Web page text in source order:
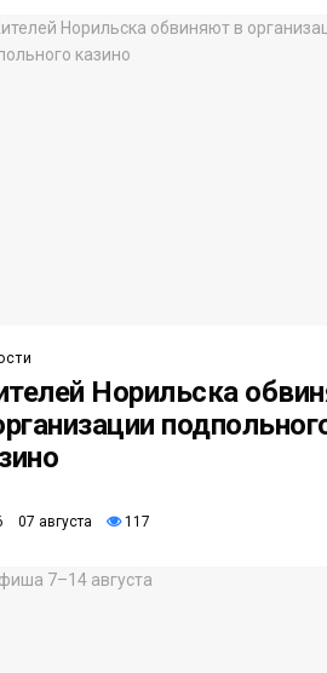
Норильска
07 августа 117